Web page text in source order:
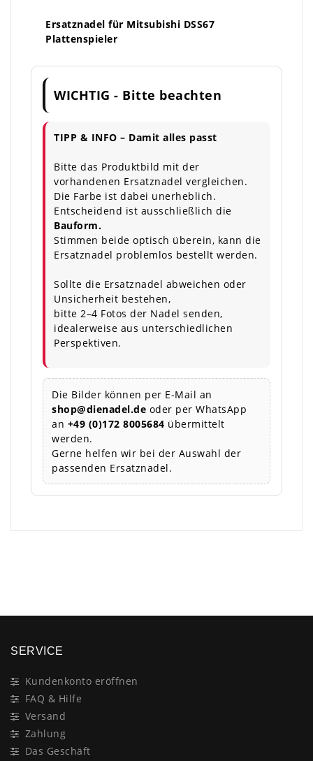
Ersatznadel für Mitsubishi DSS67
Plattenspieler
WICHTIG - Bitte beachten
TIPP & INFO – Damit alles passt
Bitte das Produktbild mit der
vorhandenen Ersatznadel vergleichen.
Die Farbe ist dabei unerheblich.
Entscheidend ist ausschließlich die
Bauform.
Stimmen beide optisch überein, kann die
Ersatznadel problemlos bestellt werden.
Sollte die Ersatznadel abweichen oder
Unsicherheit bestehen,
bitte 2–4 Fotos der Nadel senden,
idealerweise aus unterschiedlichen
Perspektiven.
Die Bilder können per E-Mail an
shop@dienadel.de oder per WhatsApp
an +49 (0)172 8005684 übermittelt
werden.
Gerne helfen wir bei der Auswahl der
passenden Ersatznadel.
SERVICE
Kundenkonto eröffnen
FAQ & Hilfe
Versand
Zahlung
Das Geschäft